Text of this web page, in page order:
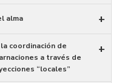
alma +
coordinación de
a través de
“locales”
+